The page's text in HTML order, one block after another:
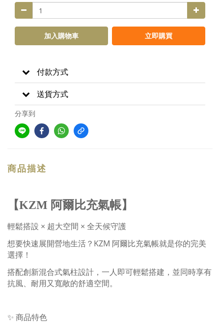
加入購物車 立即購買
付款方式
送貨方式
分享到
商品描述
【KZM 阿爾比充氣帳】
輕鬆搭設 × 超大空間 × 全天候守護
想要快速展開營地生活？KZM 阿爾比充氣帳就是你的完美
選擇！
搭配創新混合式氣柱設計，一人即可輕鬆搭建，並同時享有
抗風、耐用又寬敞的舒適空間。
✨ 商品特色